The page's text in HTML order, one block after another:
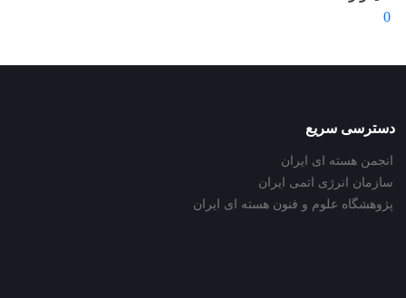
0
دسترسی سریع
انجمن هسته ای ایران
سازمان انرژی اتمی ایران
پژوهشگاه علوم و فنون هسته ای ایران